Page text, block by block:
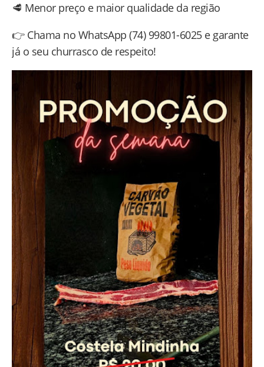
🥩 Menor preço e maior qualidade da região
👉 Chama no WhatsApp (74) 99801-6025 e garante
já o seu churrasco de respeito!